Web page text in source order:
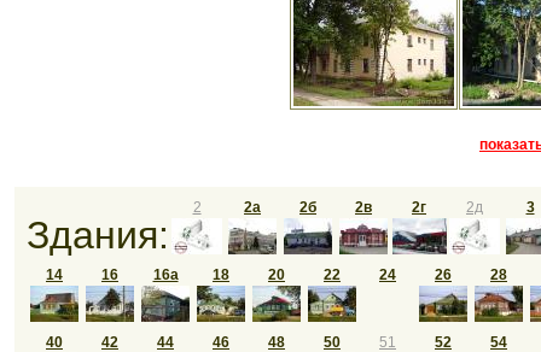
Здания:
2 2а 2б 2в 2г 2д 3
14 16 16а 18 20 22 24 26 28
40 42 44 46 48 50 51 52 54